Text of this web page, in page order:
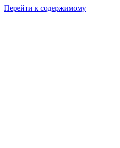
Перейти к содержимому